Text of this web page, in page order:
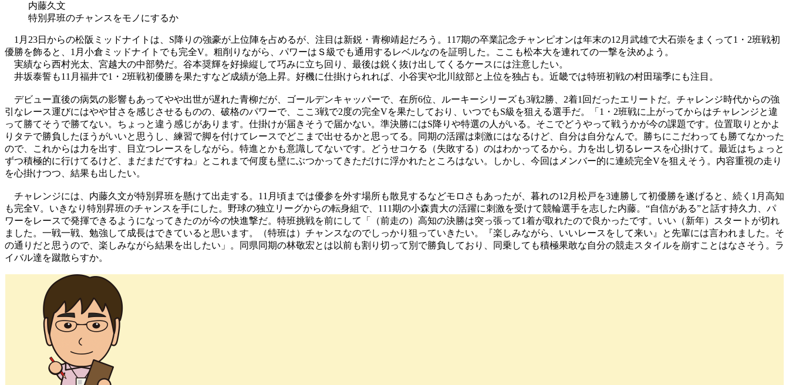
内藤久文
特別昇班のチャンスをモノにするか
1月23日からの松阪ミッドナイトは、S降りの強豪が上位陣を占めるが、注目は新鋭・青柳靖起だろう。117期の卒業記念チャンピオンは年末の12月武雄で大石崇をまくって1・2班戦初
優勝を飾ると、1月小倉ミッドナイトでも完全V。粗削りながら、パワーはＳ級でも通用するレベルなのを証明した。ここも松本大を連れての一撃を決めよう。
実績なら西村光太、宮越大の中部勢だ。谷本奨輝を好操縦して巧みに立ち回り、最後は鋭く抜け出してくるケースには注意したい。
井坂泰誓も11月福井で1・2班戦初優勝を果たすなど成績が急上昇。好機に仕掛けられれば、小谷実や北川紋部と上位を独占も。近畿では特班初戦の村田瑞季にも注目。
デビュー直後の病気の影響もあってやや出世が遅れた青柳だが、ゴールデンキャッパーで、在所6位、ルーキーシリーズも3戦2勝、2着1回だったエリートだ。チャレンジ時代からの強
引なレース運びにはやや甘さを感じさせるものの、破格のパワーで、ここ3戦で2度の完全Vを果たしており、いつでもS級を狙える選手だ。「1・2班戦に上がってからはチャレンジと違
って勝てそうで勝てない。ちょっと違う感じがあります。仕掛けが届きそうで届かない。準決勝にはS降りや特選の人がいる。そこでどうやって戦うかが今の課題です。位置取りとかよ
りタテで勝負したほうがいいと思うし、練習で脚を付けてレースでどこまで出せるかと思ってる。同期の活躍は刺激にはなるけど、自分は自分なんで。勝ちにこだわっても勝てなかった
ので、これからは力を出す、目立つレースをしながら。特進とかも意識してないです。どうせコケる（失敗する）のはわかってるから。力を出し切るレースを心掛けて。最近はちょっと
ずつ積極的に行けてるけど、まだまだですね」とこれまで何度も壁にぶつかってきただけに浮かれたところはない。しかし、今回はメンバー的に連続完全Vを狙えそう。内容重視の走り
を心掛けつつ、結果も出したい。
チャレンジには、内藤久文が特別昇班を懸けて出走する。11月頃までは優参を外す場所も散見するなどモロさもあったが、暮れの12月松戸を3連勝して初優勝を遂げると、続く1月高知
も完全V。いきなり特別昇班のチャンスを手にした。野球の独立リーグからの転身組で、111期の小森貴大の活躍に刺激を受けて競輪選手を志した内藤。“自信がある”と話す持久力、パ
ワーをレースで発揮できるようになってきたのが今の快進撃だ。特班挑戦を前にして「（前走の）高知の決勝は突っ張って1着が取れたので良かったです。いい（新年）スタートが切れ
ました。一戦一戦、勉強して成長はできていると思います。（特班は）チャンスなのでしっかり狙っていきたい。『楽しみながら、いいレースをして来い』と先輩には言われました。そ
の通りだと思うので、楽しみながら結果を出したい」。同県同期の林敬宏とは以前も割り切って別で勝負しており、同乗しても積極果敢な自分の競走スタイルを崩すことはなさそう。ラ
イバル達を蹴散らすか。